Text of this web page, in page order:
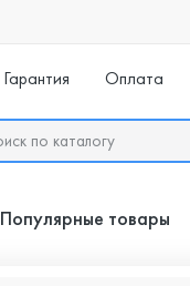
Гарантия Оплата
Популярные товары